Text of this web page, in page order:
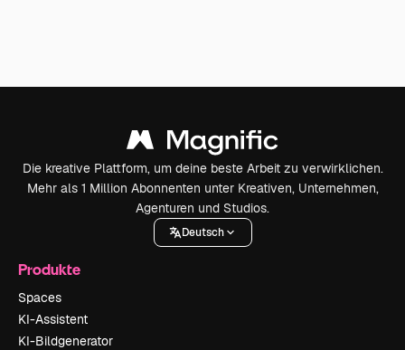
Die kreative Plattform, um deine beste Arbeit zu verwirklichen.
Mehr als 1 Million Abonnenten unter Kreativen, Unternehmen,
Agenturen und Studios.
Deutsch
Produkte
Spaces
KI-Assistent
KI-Bildgenerator